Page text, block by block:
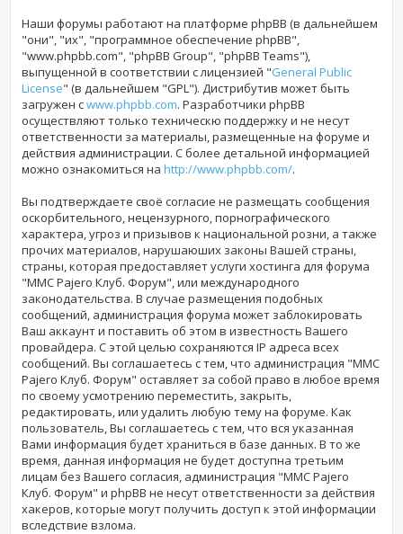
Наши форумы работают на платформе phpBB (в дальнейшем
"они", "их", "программное обеспечение phpBB",
"www.phpbb.com", "phpBB Group", "phpBB Teams"),
выпущенной в соответствии с лицензией "General Public
License" (в дальнейшем "GPL"). Дистрибутив может быть
загружен сwww.phpbb.com. Разработчики phpBB
осуществляют только техническю поддержку и не несут
ответственности за материалы, размещенные на форуме и
действия администрации. С более детальной информацией
можно ознакомиться наhttp://www.phpbb.com/.
Вы подтверждаете своё согласие не размещать сообщения
оскорбительного, нецензурного, порнографического
характера, угроз и призывов к национальной розни, а также
прочих материалов, нарушаюших законы Вашей страны,
страны, которая предоставляет услуги хостинга для форума
"MMC Pajero Клуб. Форум", или международного
законодательства. В случае размещения подобных
сообщений, администрация форума может заблокировать
Ваш аккаунт и поставить об этом в известность Вашего
провайдера. С этой целью сохраняются IP адреса всех
сообщений. Вы соглашаетесь с тем, что администрация "MMC
Pajero Клуб. Форум" оставляет за собой право в любое время
по своему усмотрению переместить, закрыть,
редактировать, или удалить любую тему на форуме. Как
пользователь, Вы соглашаетесь с тем, что вся указанная
Вами информация будет храниться в базе данных. В то же
время, данная информация не будет доступна третьим
лицам без Вашего согласия, администрация "MMC Pajero
Клуб. Форум" и phpBB не несут ответственности за действия
хакеров, которые могут получить доступ к этой информации
вследствие взлома.